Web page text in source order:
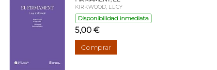
KIRKWOOD, LUCY
Disponibilidad inmediata
5,00 €
Comprar